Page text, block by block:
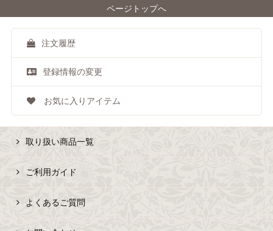
ページトップへ
注文履歴
登録情報の変更
お気に入りアイテム
取り扱い商品一覧
ご利用ガイド
よくあるご質問